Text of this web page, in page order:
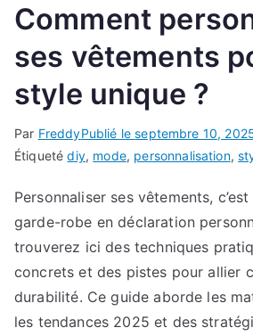
Comment
ses vêtements
style unique ?
Par FreddyPublié leseptembre 10,
Étiquetédiy, mode, personnalisation,
Personnaliser ses vêtements,
garde-robe en déclaration
trouverez ici des techniques
concrets et des pistes pour allier
durabilité. Ce guide aborde les
les tendances 2025 et des